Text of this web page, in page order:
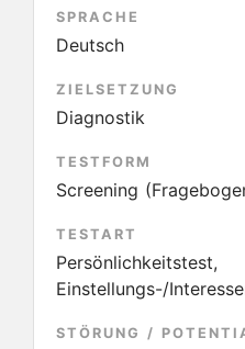
SPRACHE
Deutsch
ZIELSETZUNG
Diagnostik
TESTFORM
Screening
TESTART
Persönlichkeitstest,
Einstellungs-/
STÖRUNG /